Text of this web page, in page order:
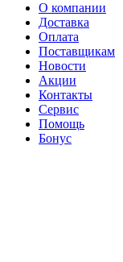
О компании
Доставка
Оплата
Поставщикам
Новости
Акции
Контакты
Сервис
Помощь
Бонус